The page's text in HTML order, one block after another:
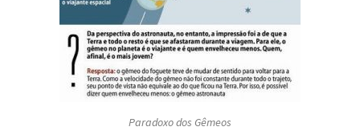
Paradoxo dos Gêmeos